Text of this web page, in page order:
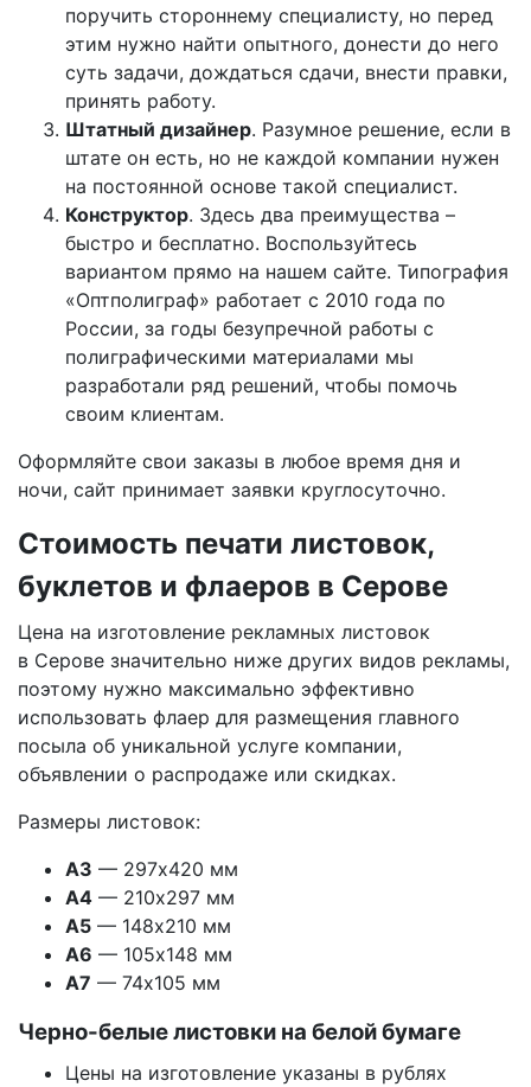
поручить стороннему специалисту, но перед
этим нужно найти опытного, донести до него
суть задачи, дождаться сдачи, внести правки,
принять работу.
Штатный дизайнер. Разумное решение, если в
штате он есть, но не каждой компании нужен
на постоянной основе такой специалист.
Конструктор. Здесь два преимущества –
быстро и бесплатно. Воспользуйтесь
вариантом прямо на нашем сайте. Типография
«Оптполиграф» работает с 2010 года по
России, за годы безупречной работы с
полиграфическими материалами мы
разработали ряд решений, чтобы помочь
своим клиентам.
Оформляйте свои заказы в любое время дня и
ночи, сайт принимает заявки круглосуточно.
Стоимость печати листовок,
буклетов и флаеров в Серове
Цена на изготовление рекламных листовок
в Серове значительно ниже других видов рекламы,
поэтому нужно максимально эффективно
использовать флаер для размещения главного
посыла об уникальной услуге компании,
объявлении о распродаже или скидках.
Размеры листовок:
А3 — 297х420 мм
А4 — 210х297 мм
А5 — 148х210 мм
А6 — 105х148 мм
А7 — 74х105 мм
Черно-белые листовки на белой бумаге
Цены на изготовление указаны в рублях